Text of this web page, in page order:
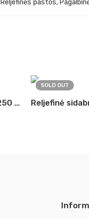
Reljefinės pastos,
Reljefinė bronzinė pasta 250 ml Lukas 2276
SOLD OUT